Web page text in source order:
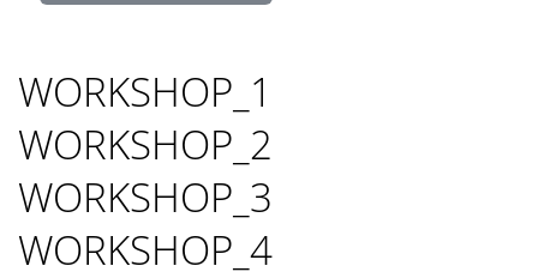
WORKSHOP_1
WORKSHOP_2
WORKSHOP_3
WORKSHOP_4